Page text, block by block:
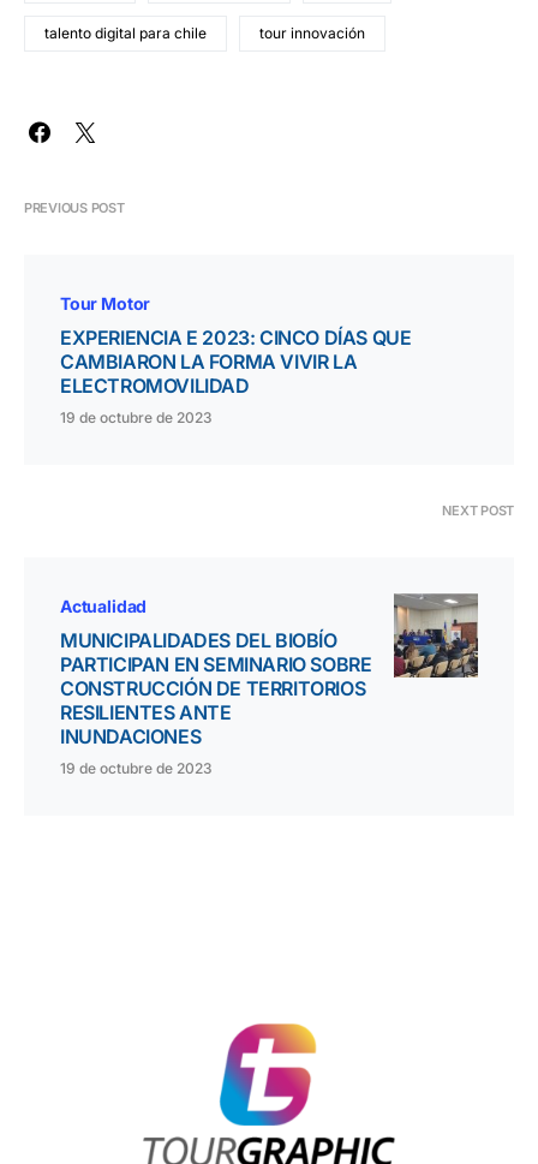
talento digital para chile tour innovación
PREVIOUS POST
Tour Motor
EXPERIENCIA E 2023: CINCO DÍAS QUE
CAMBIARON LA FORMA VIVIR LA
ELECTROMOVILIDAD
19 de octubre de 2023
NEXT POST
Actualidad
MUNICIPALIDADES DEL BIOBÍO
PARTICIPAN EN SEMINARIO SOBRE
CONSTRUCCIÓN DE TERRITORIOS
RESILIENTES ANTE
INUNDACIONES
19 de octubre de 2023